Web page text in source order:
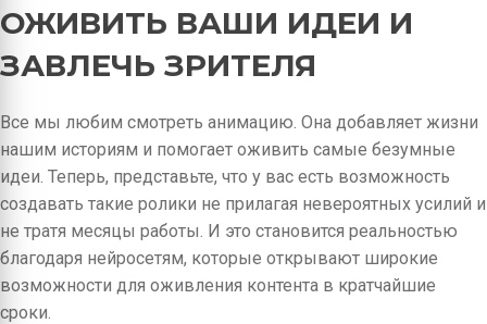
ОЖИВИТЬ ВАШИ ИДЕИ И
ЗАВЛЕЧЬ ЗРИТЕЛЯ
Все мы любим смотреть анимацию. Она добавляет жизни
нашим историям и помогает оживить самые безумные
идеи. Теперь, представьте, что у вас есть возможность
создавать такие ролики не прилагая невероятных усилий и
не тратя месяцы работы. И это становится реальностью
благодаря нейросетям, которые открывают широкие
возможности для оживления контента в кратчайшие
сроки.